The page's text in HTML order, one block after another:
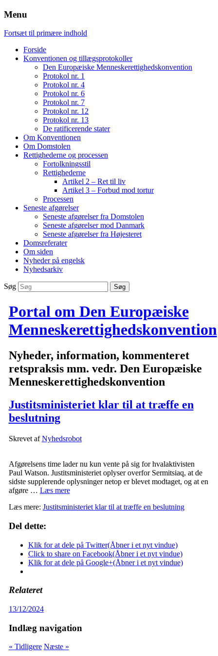
Menu
Fortsæt til primære indhold
Forside
Konventionen og tillægsprotokoller
Den Europæiske Menneskerettighedskonvention
Protokol nr. 1
Protokol nr. 4
Protokol nr. 6
Protokol nr. 7
Protokol nr. 12
Protokol nr. 13
De ratificerende stater
Om Konventionen
Om Domstolen
Rettighederne og processen
Fortolkningsstil
Rettighederne
Artikel 2 – Ret til liv
Artikel 3 – Forbud mod tortur
Processen
Seneste afgørelser
Seneste afgørelser fra Domstolen
Seneste afgørelser mod Danmark
Seneste afgørelser fra Højesteret
Domsreferater
Om siden
Nyheder på engelsk
Nyhedsarkiv
Søg
Portal om Den Europæiske
Menneskerettighedskonvention
Nyheder, information, kommenteret
retspraksis mm. vedr. Den Europæiske
Menneskerettighedskonvention
Justitsministeriet klar til at træffe en
beslutning
Skrevet afNyhedsrobot
Afgørelsens time lader nu kun vente på sig for hvalaktivisten
Paul Watson. Justitsministeriet oplyser overfor Sermitsiaq, at de
sidste supplerende oplysninger netop er blevet modtaget, og at en
afgøre … Læs mere
Læs mere: Justitsministeriet klar til at træffe en beslutning
Del dette:
Klik for at dele på Twitter(Åbner i et nyt vindue)
Click to share on Facebook(Åbner i et nyt vindue)
Klik for at dele på Google+(Åbner i et nyt vindue)
Relateret
13/12/2024
Indlæg navigation
« Tidligere Næste »